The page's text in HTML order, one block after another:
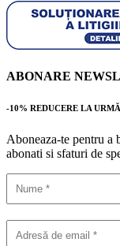
ABONARE
-10% REDUCERE LA
Aboneaza-te pentru a
abonati si sfaturi de